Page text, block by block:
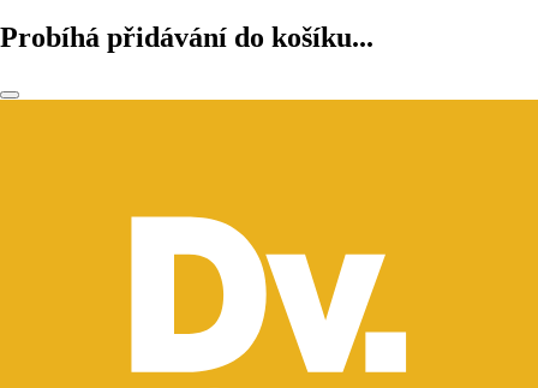
Probíhá přidávání do košíku...